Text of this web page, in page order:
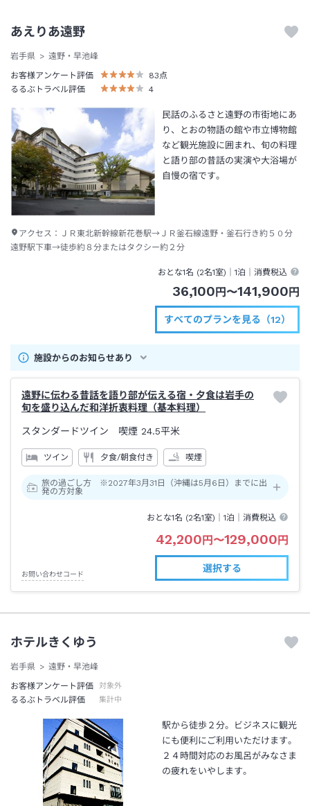
あえりあ遠野
岩手県
遠野・早池峰
お客様アンケート評価
83 点
るるぶトラベル評価
4
民話のふるさと遠野の市街地にあ
り、とおの物語の館や市立博物館
など観光施設に囲まれ、旬の料理
と語り部の昔話の実演や大浴場が
自慢の宿です。
アクセス： ＪＲ東北新幹線新花巻駅→ＪＲ釜石線遠野・釜石行き約５０分
遠野駅下車→徒歩約８分またはタクシー約２分
おとな1名 (2名1室)｜1泊 ｜消費税込
36,100 円 〜141,900 円
すべてのプランを見る（12）
施設からのお知らせあり
遠野に伝わる昔話を語り部が伝える宿・夕食は岩手の
旬を盛り込んだ和洋折衷料理（基本料理）
スタンダードツイン 喫煙 24.5平米
ツイン 夕食/朝食付き 喫煙
旅の過ごし方 ※2027年3月31日（沖縄は5月6日）までに出
発の方対象
おとな1名 (2名1室)｜1泊 ｜消費税込
42,200 円 〜129,000 円
お問い合わせコード
選択する
ホテルきくゆう
岩手県
遠野・早池峰
お客様アンケート評価
対象外
るるぶトラベル評価 集計中
駅から徒歩２分。ビジネスに観光
にも便利にご利用いただけます。
２４時間対応のお風呂がみなさま
の疲れをいやします。